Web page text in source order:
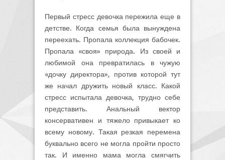
Первый стресс девочка пережила еще в
детстве. Когда семья была вынуждена
переехать. Пропала коллекция бабочек.
Пропала «своя» природа. Из своей и
любимой она превратилась в чужую
«дочку директора», против которой тут
же начал дружить новый класс. Какой
стресс испытала девочка, трудно себе
представить. Анальный вектор
консервативен и тяжело привыкает ко
всему новому. Такая резкая перемена
буквально всего не могла пройти просто
так. И именно мама могла смягчить